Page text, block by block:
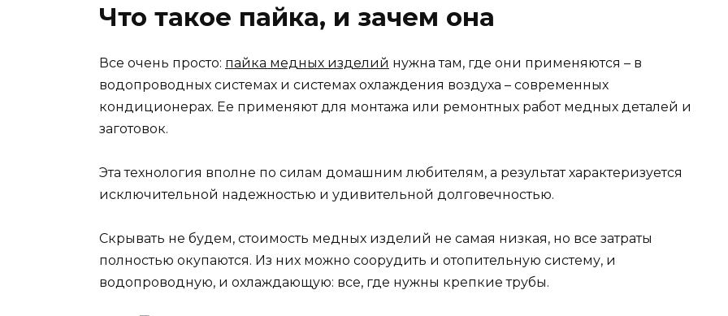
Что такое пайка, и зачем она
Все очень просто: пайка медных изделий нужна там, где они применяются – в
водопроводных системах и системах охлаждения воздуха – современных
кондиционерах. Ее применяют для монтажа или ремонтных работ медных деталей и
заготовок.
Эта технология вполне по силам домашним любителям, а результат характеризуется
исключительной надежностью и удивительной долговечностью.
Скрывать не будем, стоимость медных изделий не самая низкая, но все затраты
полностью окупаются. Из них можно соорудить и отопительную систему, и
водопроводную, и охлаждающую: все, где нужны крепкие трубы.